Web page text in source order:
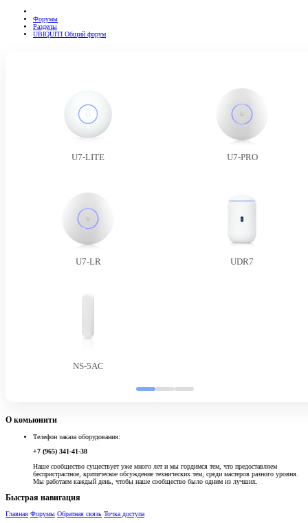
Форумы
Разделы
UBIQUITI Общий форум
U7-LITE U7-PRO
U7-LR UDR7
NS-5AC
О комьюнити
Телефон заказа оборудования:
+7 (965) 341-41-38
Наше сообщество существует уже много лет и мы гордимся тем, что предоставляем
беспристрастное, критическое обсуждение технических тем, среди мастеров разного уровня.
Мы работаем каждый день, чтобы наше сообщество было одним из лучших.
Быстрая навигация
Главная Форумы Обратная связь Точка доступа